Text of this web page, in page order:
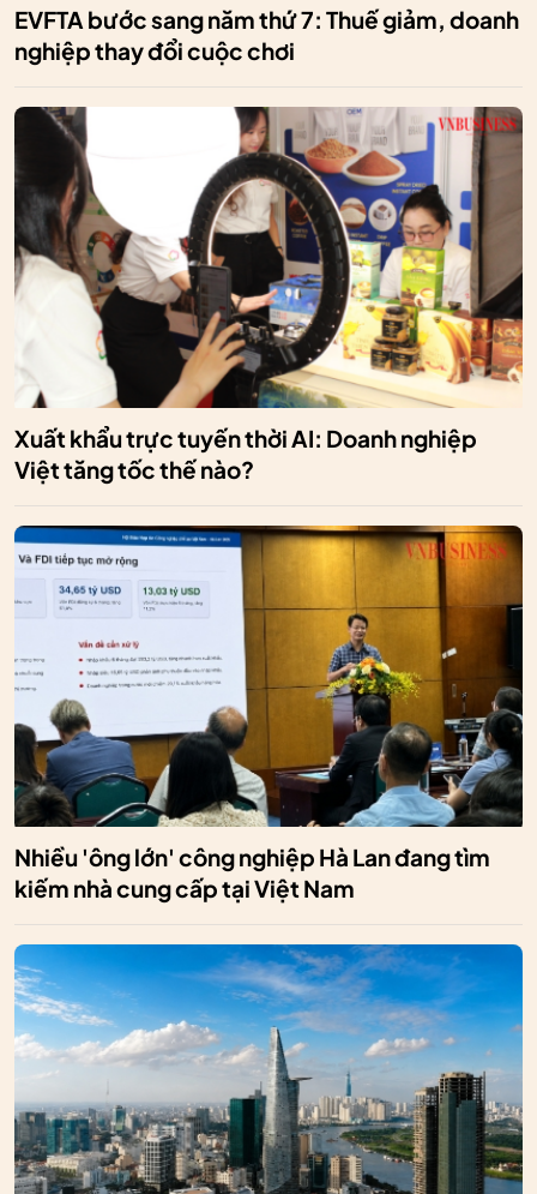
EVFTA bước sang năm thứ 7: Thuế giảm, doanh
nghiệp thay đổi cuộc chơi
Xuất khẩu trực tuyến thời AI: Doanh nghiệp
Việt tăng tốc thế nào?
Nhiều 'ông lớn' công nghiệp Hà Lan đang tìm
kiếm nhà cung cấp tại Việt Nam